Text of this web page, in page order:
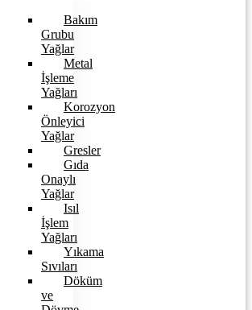
Bakım
Grubu
Yağlar
Metal
İşleme
Yağları
Korozyon
Önleyici
Yağlar
Gresler
Gıda
Onaylı
Yağlar
Isıl
İşlem
Yağları
Yıkama
Sıvıları
Döküm
ve